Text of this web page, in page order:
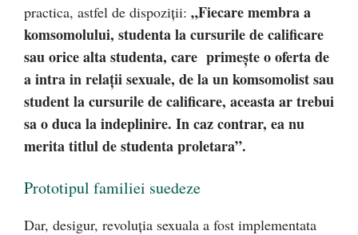
practica, astfel de dispoziții: „Fiecare membra a
komsomolului, studenta la cursurile de calificare
sau orice alta studenta, care primește o oferta de
a intra in relații sexuale, de la un komsomolist sau
student la cursurile de calificare, aceasta ar trebui
sa o duca la indeplinire. In caz contrar, ea nu
merita titlul de studenta proletara”.
Prototipul familiei suedeze
Dar, desigur, revoluția sexuala a fost implementata